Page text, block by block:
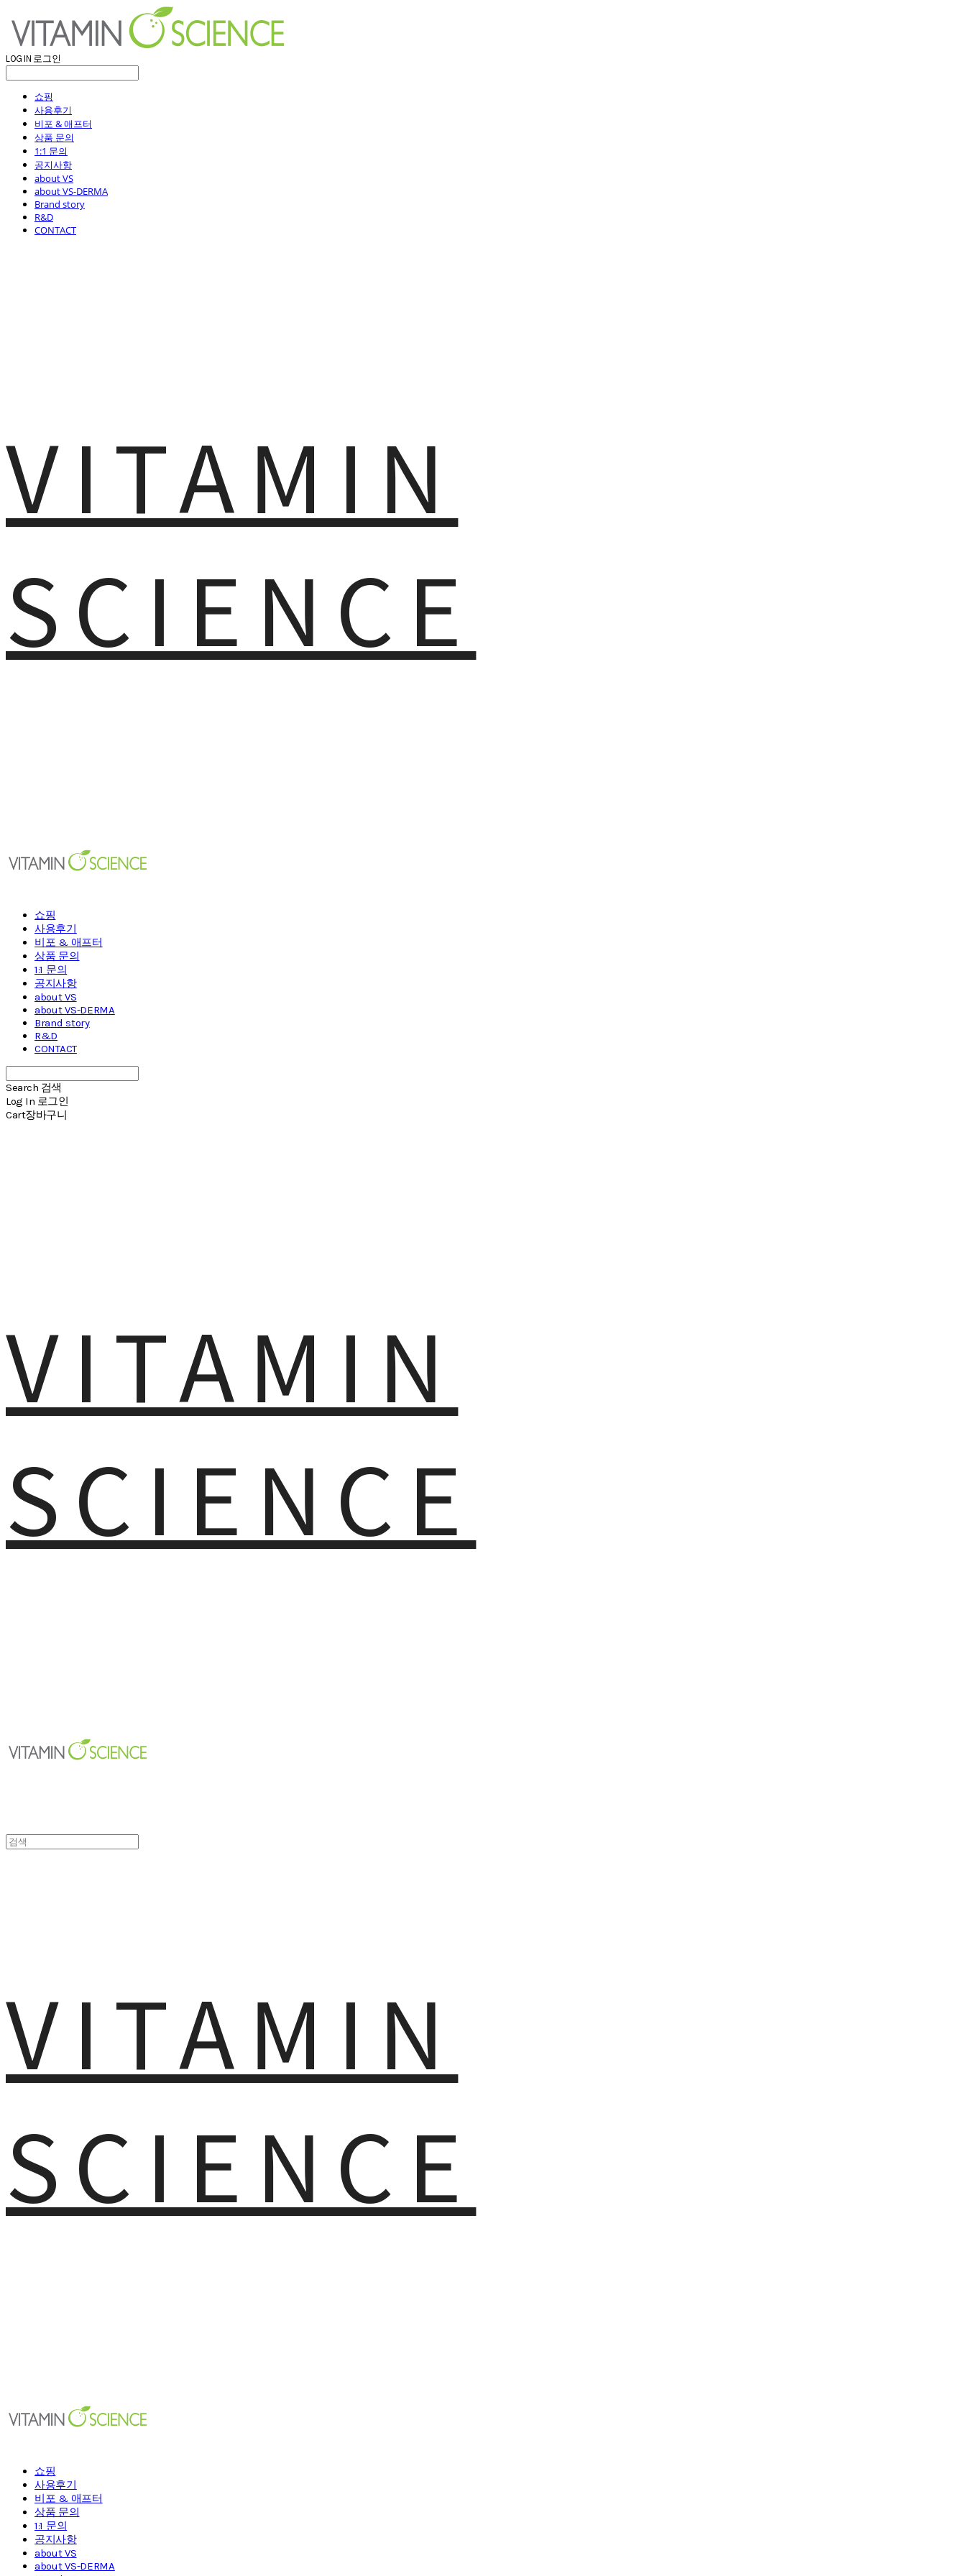
LOG IN 로그인
쇼핑
사용후기
비포 & 애프터
상품 문의
1:1 문의
공지사항
about VS
about VS-DERMA
Brand story
R&D
CONTACT
VITAMIN
SCIENCE
쇼핑
사용후기
비포 & 애프터
상품 문의
1:1 문의
공지사항
about VS
about VS-DERMA
Brand story
R&D
CONTACT
Search 검색
Log In 로그인
Cart장바구니
VITAMIN
SCIENCE
VITAMIN
SCIENCE
쇼핑
사용후기
비포 & 애프터
상품 문의
1:1 문의
공지사항
about VS
about VS-DERMA